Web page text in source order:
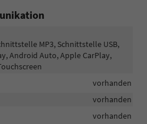
MP3, Schnittstelle USB,
Android Auto, Apple CarPlay,
vorhanden
vorhanden
vorhanden